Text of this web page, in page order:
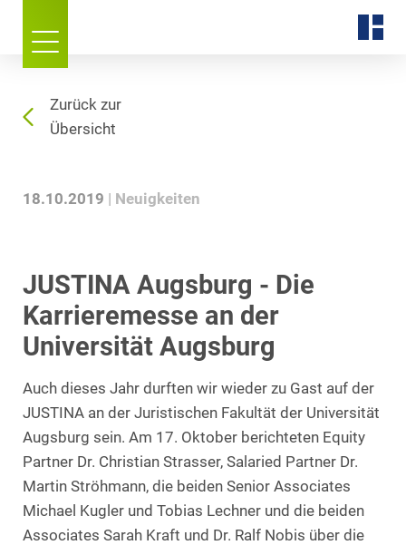
Zurück zur
Übersicht
18.10.2019 Neuigkeiten
JUSTINA Augsburg - Die
Karrieremesse an der
Universität Augsburg
Auch dieses Jahr durften wir wieder zu Gast auf der
JUSTINA an der Juristischen Fakultät der Universität
Augsburg sein. Am 17. Oktober berichteten Equity
Partner Dr. Christian Strasser, Salaried Partner Dr.
Martin Ströhmann, die beiden Senior Associates
Michael Kugler und Tobias Lechner und die beiden
Associates Sarah Kraft und Dr. Ralf Nobis über die